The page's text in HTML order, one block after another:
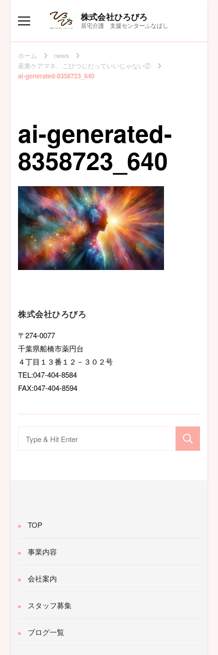
株式会社ひろびろ
居宅介護 支援センターふなばし
ホーム
news
産業ケアマネ、こひつじだっていいじゃない②
ai-generated-8358723_640
ai-generated-
8358723_640
株式会社ひろびろ
〒274-0077
千葉県船橋市薬円台
４丁目１３番１２－３０２号
TEL:047-404-8584
FAX:047-404-8594
TOP
事業内容
会社案内
スタッフ募集
ブログ一覧